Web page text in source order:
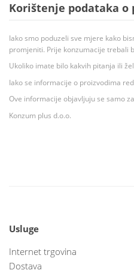
Korištenje podataka o
Iako smo poduzeli sve mjere kako
promjeniti. Prije konzumacije trebali
Ukoliko imate bilo kakvih pitanja ili
Iako se informacije o proizvodima
Ove informacije objavljuju se samo
Konzum plus d.o.o.
Usluge
Internet trgovina
Dostava